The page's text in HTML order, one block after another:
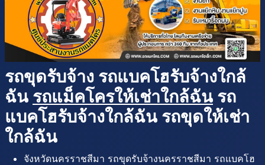
รถขุดรับจ้าง รถแบคโฮรับจ้างใกล้
ฉัน รถแม็คโครให้เช่าใกล้ฉัน รถ
แบคโฮรับจ้างใกล้ฉัน รถขุดให้เช่า
ใกล้ฉัน
จังหวัดนครราชสีมา รถขุดรับจ้างนครราชสีมา รถแบคโฮ